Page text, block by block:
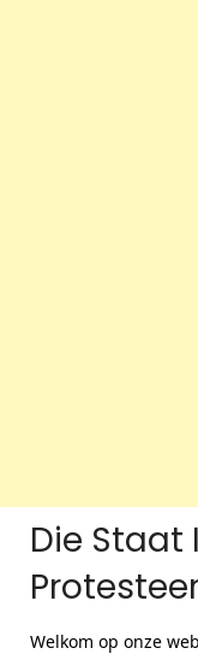
Die Staat
Welkom op onze